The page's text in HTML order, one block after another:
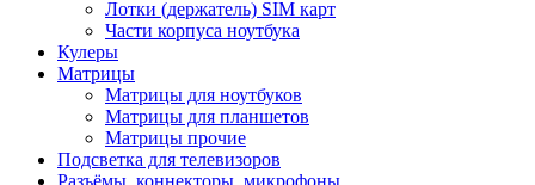
Лотки (держатель) SIM карт
Части корпуса ноутбука
Кулеры
Матрицы
Матрицы для ноутбуков
Матрицы для планшетов
Матрицы прочие
Подсветка для телевизоров
Разъёмы, коннекторы, микрофоны